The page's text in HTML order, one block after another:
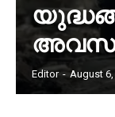
Editor - August 6,